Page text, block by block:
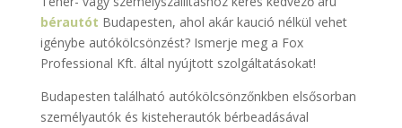
bérautót Budapesten, ahol akár kaució nélkül vehet
igénybe autókölcsönzést? Ismerje meg a Fox
Professional Kft. által nyújtott szolgáltatásokat!
Budapesten található autókölcsönzőnkben elsősorban
személyautók és kisteherautók bérbeadásával